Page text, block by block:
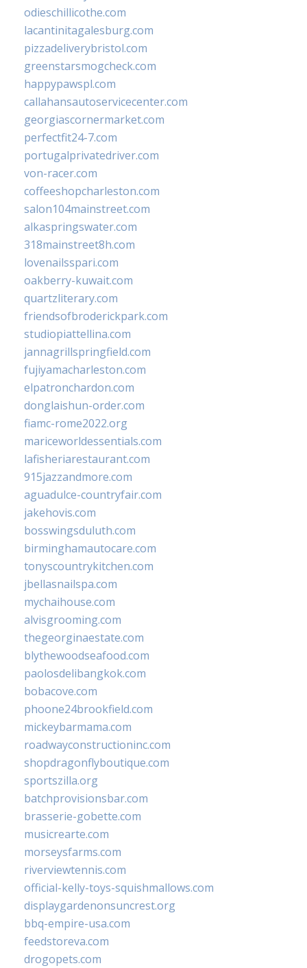
odieschillicothe.com
lacantinitagalesburg.com
pizzadeliverybristol.com
greenstarsmogcheck.com
happypawspl.com
callahansautoservicecenter.com
georgiascornermarket.com
perfectfit24-7.com
portugalprivatedriver.com
von-racer.com
coffeeshopcharleston.com
salon104mainstreet.com
alkaspringswater.com
318mainstreet8h.com
lovenailsspari.com
oakberry-kuwait.com
quartzliterary.com
friendsofbroderickpark.com
studiopiattellina.com
jannagrillspringfield.com
fujiyamacharleston.com
elpatronchardon.com
donglaishun-order.com
fiamc-rome2022.org
mariceworldessentials.com
lafisheriarestaurant.com
915jazzandmore.com
aguadulce-countryfair.com
jakehovis.com
bosswingsduluth.com
birminghamautocare.com
tonyscountrykitchen.com
jbellasnailspa.com
mychaihouse.com
alvisgrooming.com
thegeorginaestate.com
blythewoodseafood.com
paolosdelibangkok.com
bobacove.com
phoone24brookfield.com
mickeybarmama.com
roadwayconstructioninc.com
shopdragonflyboutique.com
sportszilla.org
batchprovisionsbar.com
brasserie-gobette.com
musicrearte.com
morseysfarms.com
riverviewtennis.com
official-kelly-toys-squishmallows.com
displaygardenonsuncrest.org
bbq-empire-usa.com
feedstoreva.com
drogopets.com